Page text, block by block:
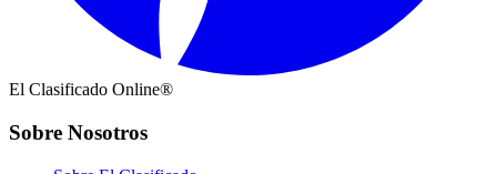
El Clasificado Online®
Sobre Nosotros